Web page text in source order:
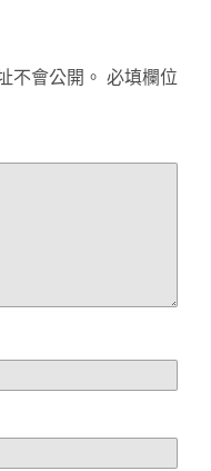
不會公開。 必填欄位